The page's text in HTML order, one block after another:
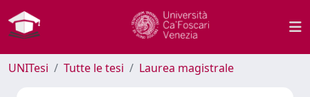
UNITesi Tutte le tesi Laurea magistrale